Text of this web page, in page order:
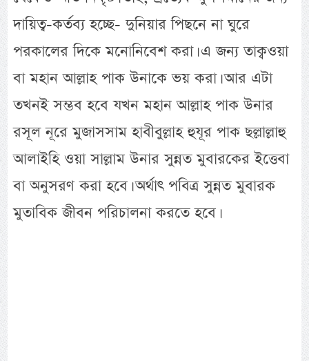
দায়িত্ব-কর্তব্য হচ্ছে- দুনিয়ার পিছনে না ঘুরে
পরকালের দিকে মনোনিবেশ করা। এ জন্য তাক্বওয়া
বা মহান আল্লাহ পাক উনাকে ভয় করা। আর এটা
তখনই সম্ভব হবে যখন মহান আল্লাহ পাক উনার
রসূল নূরে মুজাসসাম হাবীবুল্লাহ হুযূর পাক ছল্লাল্লাহু
আলাইহি ওয়া সাল্লাম উনার সুন্নত মুবারকের ইত্তেবা
বা অনুসরণ করা হবে। অর্থাৎ পবিত্র সুন্নত মুবারক
মুতাবিক জীবন পরিচালনা করতে হবে।